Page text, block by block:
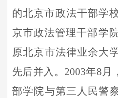
的北京市政法干部学校
京市政法管理干部学院
原北京市法律业余大
先后并入。 2003年8月
部学院与第三人民警